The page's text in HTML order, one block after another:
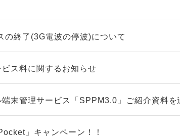
の終了(3G電波の停波)について
ス料に関するお知らせ
末管理サービス「SPPM3.0」ご紹介資料を
」キャンペーン！！